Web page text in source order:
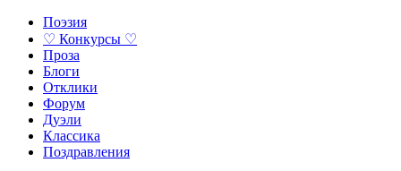
Поэзия
♡ Конкурсы ♡
Проза
Блоги
Отклики
Форум
Дуэли
Классика
Поздравления